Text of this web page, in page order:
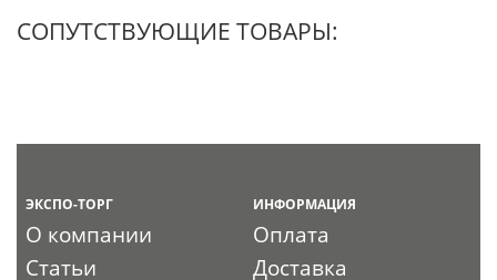
СОПУТСТВУЮЩИЕ ТОВАРЫ:
ЭКСПО-ТОРГ
О компании
Статьи
ИНФОРМАЦИЯ
Оплата
Доставка